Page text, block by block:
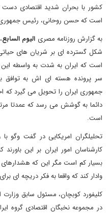
کشور با بحران شدید اقتصادی
است که حسن روحانی، رئیس
به گزارش روزنامه مصری الیوم السابع
شکل گسترده ای بر شریان های حیاتی
است که ایران به شدت به واسطه
سر پرونده هسته ای اش به
جمهوری ایران را تحویل می گیرد که
دائما به گوشش می رسد که عمدتا
است.
تحلیلگران امریکایی در گفت وگو
کارشناسان امور ایران بر این
بسیار کم است مگر این که هشدارهای
وادار کند که واقعا به فکر دریچه ای
کلیفورد کوبچان، مسئول سابق وزارت
در مجموعه نخبگان اقتصادی گروه